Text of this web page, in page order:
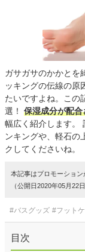
ガサガサのかかとを
ッキングの伝線の原
たいですよね。この
選！ 保湿成分が配
幅広く紹介します。
ンキングや、軽石の
クしてくださいね。
本記事はプロモーショ
（公開日2020年05月22日
#バスグッズ #フット
目次